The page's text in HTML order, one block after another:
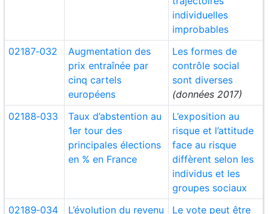
individuelles
improbables
02187‑032
Augmentation des
prix entraînée par
cinq cartels
européens
Les formes de
contrôle social
sont diverses
(données 2017)
02188‑033
Taux d’abstention au
1er tour des
principales élections
en % en France
L’exposition au
risque et l’attitude
face au risque
diffèrent selon les
individus et les
groupes sociaux
02189‑034
L’évolution du revenu
Le vote peut être